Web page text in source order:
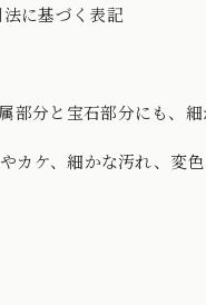
法に基づく表記
分と宝石部分にも、
カケ、細かな汚れ、変